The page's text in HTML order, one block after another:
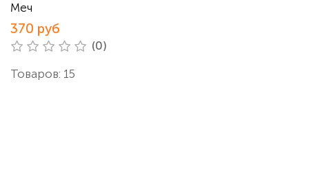
Меч
370 руб
(0)
Товаров: 15